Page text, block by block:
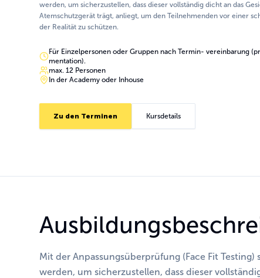
werden, um sicherzustellen, dass dieser vollständig dicht an das
Atemschutzgerät trägt, anliegt, um den Teilnehmenden vor einer
der Realität zu schützen.
Für Einzelpersonen oder Gruppen nach Termin- vereinbarung
mentation).
max. 12 Personen
In der Academy oder Inhouse
Zu den Terminen Kursdetails
Mit der Anpassungsüberprüfung (Face Fit
werden, um sicherzustellen, dass dieser